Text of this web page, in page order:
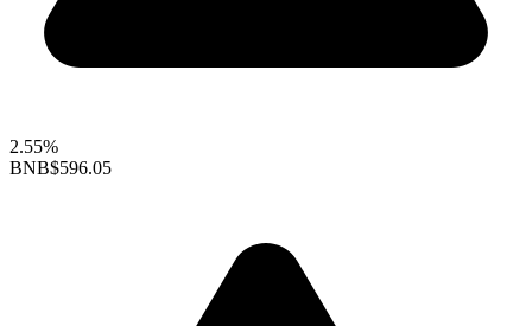
2.55%
BNB$596.05